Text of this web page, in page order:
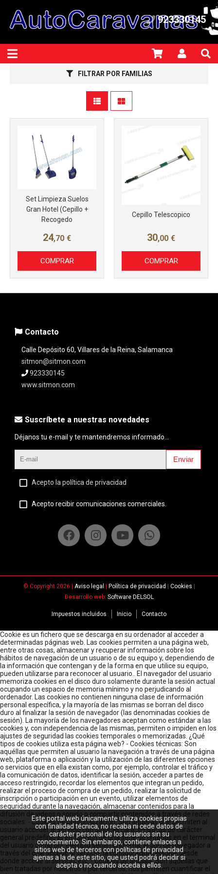
923330145
FILTRAR POR FAMILIAS
Set Limpieza Suelos
Gran Hotel (Cepillo +
Recogedo
24,70 €
COMPRAR
Cepillo Telescopico
30,00 €
COMPRAR
Contacto
Calle Depósito 60, Villares de la Reina, Salamanca
sitmon@sitmon.com
923330145
www.sitmon.com
Suscríbete a nuestras novedades
Déjanos tu e-mail y te mantendremos informado...
Enviar
Acepto la política de privacidad
Acepto recibir comunicaciones comerciales.
© Copyright 2026 | Aviso legal | Política de privacidad | Cookies |
Desarrollo web: Software DELSOL
Impuestos incluidos Inicio Contacto
Cookie es un fichero que se descarga en su ordenador al acceder a
determinadas páginas web. Las cookies permiten a una página web,
entre otras cosas, almacenar y recuperar información sobre los
hábitos de navegación de un usuario o de su equipo y, dependiendo de
la información que contengan y de la forma en que utilice su equipo,
pueden utilizarse para reconocer al usuario.. El navegador del usuario
memoriza cookies en el disco duro solamente durante la sesión actual
ocupando un espacio de memoria mínimo y no perjudicando al
ordenador. Las cookies no contienen ninguna clase de información
personal específica, y la mayoría de las mismas se borran del disco
duro al finalizar la sesión de navegador (las denominadas cookies de
sesión). La mayoría de los navegadores aceptan como estándar a las
cookies y, con independencia de las mismas, permiten o impiden en los
ajustes de seguridad las cookies temporales o memorizadas. ¿Qué
tipos de cookies utiliza esta página web? - Cookies técnicas: Son
aquéllas que permiten al usuario la navegación a través de una página
web, plataforma o aplicación y la utilización de las diferentes opciones
o servicios que en ella existan como, por ejemplo, controlar el tráfico y
la comunicación de datos, identificar la sesión, acceder a partes de
acceso restringido, recordar los elementos que integran un pedido,
realizar el proceso de compra de un pedido, realizar la solicitud de
inscripción o participación en un evento, utilizar elementos de
seguridad durante la navegación, almacenar contenidos para la
difusión de videos o sonido o compartir contenidos a través de redes
sociales. - Cookies de personalización: Son aquéllas que permiten al
usuario acceder al servicio con algunas características de carácter
general predefinidas en función de una serie de criterios en el terminal
del usuario como por ejemplo serian el idioma, el tipo de navegador a
través del cual accede al servicio, la configuración regional desde
donde accede al servicio, etc. - Cookies de análisis: Son aquéllas que
bien tratadas por nosotros o por terceros, nos permiten cuantificar el
Este portal web únicamente utiliza cookies propias
con finalidad técnica, no recaba ni cede datos de
carácter personal de los usuarios sin su
conocimiento. Sin embargo, contiene enlaces a
sitios web de terceros con políticas de privacidad
ajenas a la de este sitio, que usted podrá decidir si
acepta o no cuando acceda a ellos.